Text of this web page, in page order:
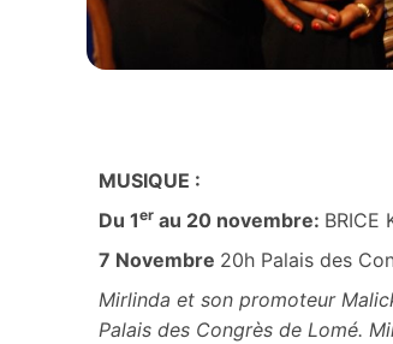
MUSIQUE :
Du 1er au 20 novembre: BRICE
7 Novembre 20h Palais des
Mirlinda et son promoteur
Palais des Congrès de Lomé.